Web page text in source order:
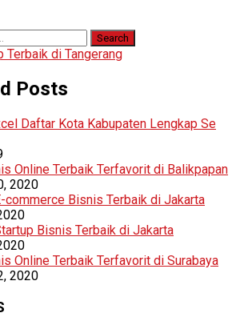
Posts
Daftar Kota Kabupaten Lengkap Se
Online Terbaik Terfavorit di Balikpapan
2020
commerce Bisnis Terbaik di Jakarta
Bisnis Terbaik di Jakarta
Online Terbaik Terfavorit di Surabaya
2020